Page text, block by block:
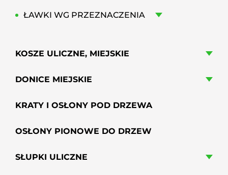
ŁAWKI WG PRZEZNACZENIA
KOSZE ULICZNE, MIEJSKIE
DONICE MIEJSKIE
KRATY I OSŁONY POD DRZEWA
OSŁONY PIONOWE DO DRZEW
SŁUPKI ULICZNE